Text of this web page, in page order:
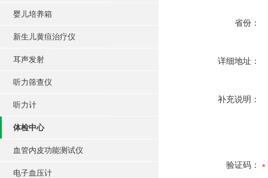
婴儿培养箱
新生儿黄疸治疗仪
耳声发射
听力筛查仪
听力计
体检中心
血管内皮功能测试仪
电子血压计
省份：
详细地址：
补充说明：
验证码：